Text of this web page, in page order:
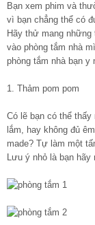
Bạn xem phim và
vì bạn chẳng thể có
Hãy thử mang
vào phòng tắm nhà
phòng tắm nhà bạn y
1. Thảm pom pom
Có lẽ bạn có thể
lắm, hay không đủ
made? Tự làm một
Lưu ý nhỏ là bạn